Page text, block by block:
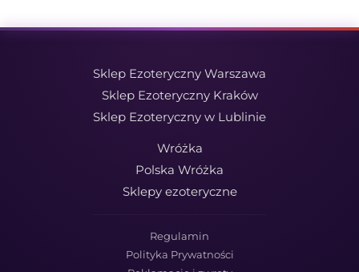
Sklep Ezoteryczny Warszawa
Sklep Ezoteryczny Kraków
Sklep Ezoteryczny w Lublinie
Wróżka
Polska Wróżka
Sklepy ezoteryczne
Regulamin
Polityka Prywatności